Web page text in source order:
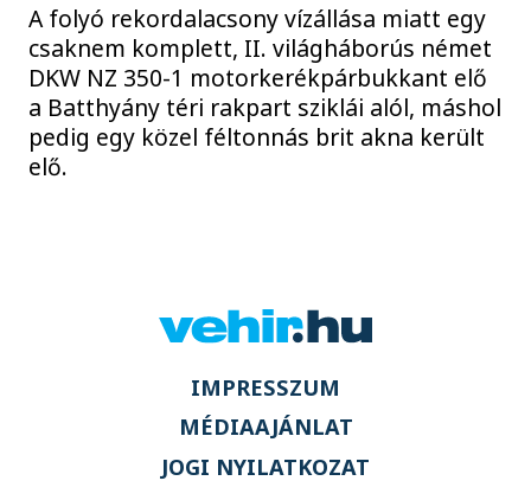
A folyó rekordalacsony vízállása miatt egy
csaknem komplett, II. világháborús német
DKW NZ 350-1 motorkerékpárbukkant elő
a Batthyány téri rakpart sziklái alól, máshol
pedig egy közel féltonnás brit akna került
elő.
IMPRESSZUM
MÉDIAAJÁNLAT
JOGI NYILATKOZAT